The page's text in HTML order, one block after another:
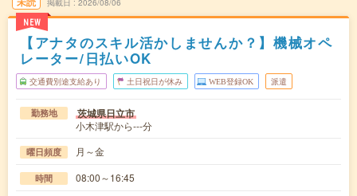
NEW
【アナタのスキル活かしませんか？】機械オペ
レーター/日払いOK
交通費別途支給あり 土日祝日が休み WEB登録OK 派遣
勤務地 茨城県日立市
小木津駅から---分
曜日頻度 月～金
時間 08:00～16:45